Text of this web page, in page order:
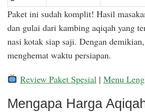
Paket ini sudah komplit! Hasil
dan gulai dari kambing aqiqah yang
nasi kotak siap saji. Dengan
menghemat waktu persiapan.
Review Paket Spesial | Menu
Mengapa Harga